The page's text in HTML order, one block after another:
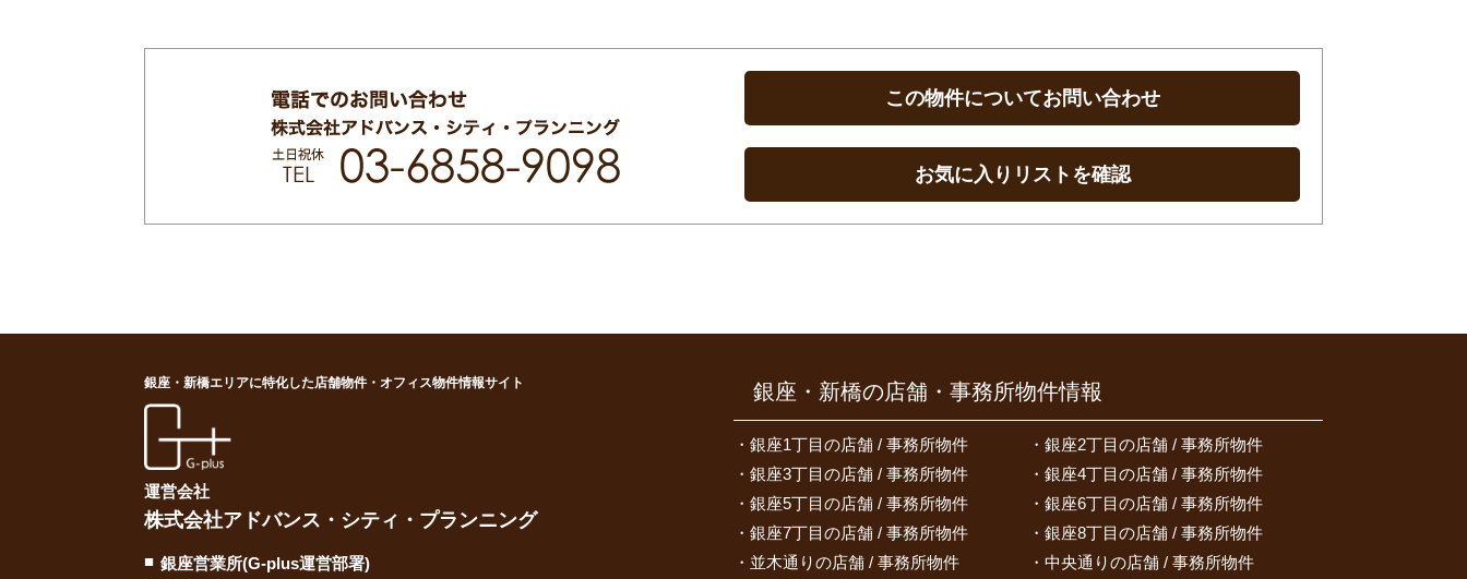
この物件についてお問い合わせ
お気に入りリストを確認
銀座・新橋の店舗・事務所物件情報
銀座1丁目の店舗 / 事務所物件
銀座2丁目の店舗 / 事務所物件
銀座3丁目の店舗 / 事務所物件
銀座4丁目の店舗 / 事務所物件
銀座5丁目の店舗 / 事務所物件
銀座6丁目の店舗 / 事務所物件
銀座7丁目の店舗 / 事務所物件
銀座8丁目の店舗 / 事務所物件
並木通りの店舗 / 事務所物件
中央通りの店舗 / 事務所物件
銀座・新橋エリアに特化した店舗物件・オフィス物件情報サイト
運営会社
株式会社アドバンス・シティ・プランニング
銀座営業所(G-plus運営部署)